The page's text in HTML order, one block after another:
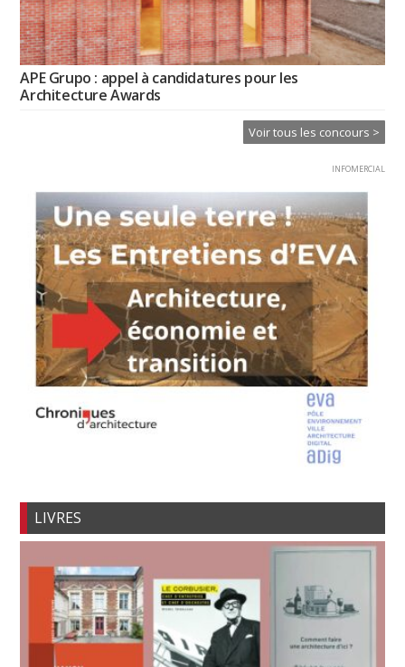
APE Grupo : appel à candidatures pour les
Architecture Awards
Voir tous les concours >
INFOMERCIAL
LIVRES